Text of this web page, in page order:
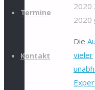
Termine
Kontakt
2020
2020
Die
vieler